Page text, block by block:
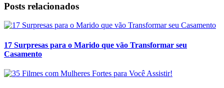
Posts relacionados
17 Surpresas para o Marido que vão Transformar seu
Casamento